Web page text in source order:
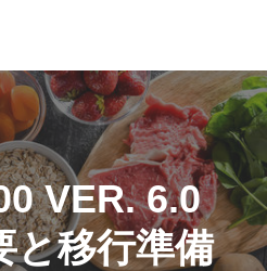
VER. 6.0
と移行準備